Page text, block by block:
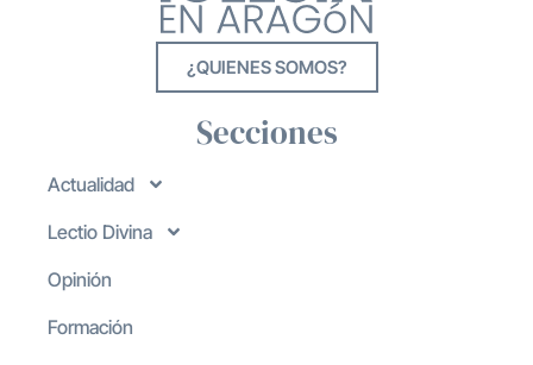
¿QUIENES SOMOS?
Secciones
Actualidad
Lectio Divina
Opinión
Formación